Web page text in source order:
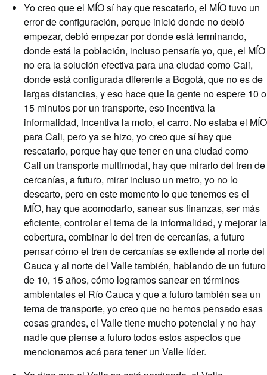
Yo creo que el MÍO sí hay que rescatarlo, el MÍO tuvo un
error de configuración, porque inició donde no debió
empezar, debió empezar por donde está terminando,
donde está la población, incluso pensaría yo, que, el MÍO
no era la solución efectiva para una ciudad como Cali,
donde está configurada diferente a Bogotá, que no es de
largas distancias, y eso hace que la gente no espere 10 o
15 minutos por un transporte, eso incentiva la
informalidad, incentiva la moto, el carro. No estaba el MÍO
para Cali, pero ya se hizo, yo creo que sí hay que
rescatarlo, porque hay que tener en una ciudad como
Cali un transporte multimodal, hay que mirarlo del tren de
cercanías, a futuro, mirar incluso un metro, yo no lo
descarto, pero en este momento lo que tenemos es el
MÍO, hay que acomodarlo, sanear sus finanzas, ser más
eficiente, controlar el tema de la informalidad, y mejorar la
cobertura, combinar lo del tren de cercanías, a futuro
pensar cómo el tren de cercanías se extiende al norte del
Cauca y al norte del Valle también, hablando de un futuro
de 10, 15 años, cómo logramos sanear en términos
ambientales el Río Cauca y que a futuro también sea un
tema de transporte, yo creo que no hemos pensado esas
cosas grandes, el Valle tiene mucho potencial y no hay
nadie que piense a futuro todos estos aspectos que
mencionamos acá para tener un Valle líder.